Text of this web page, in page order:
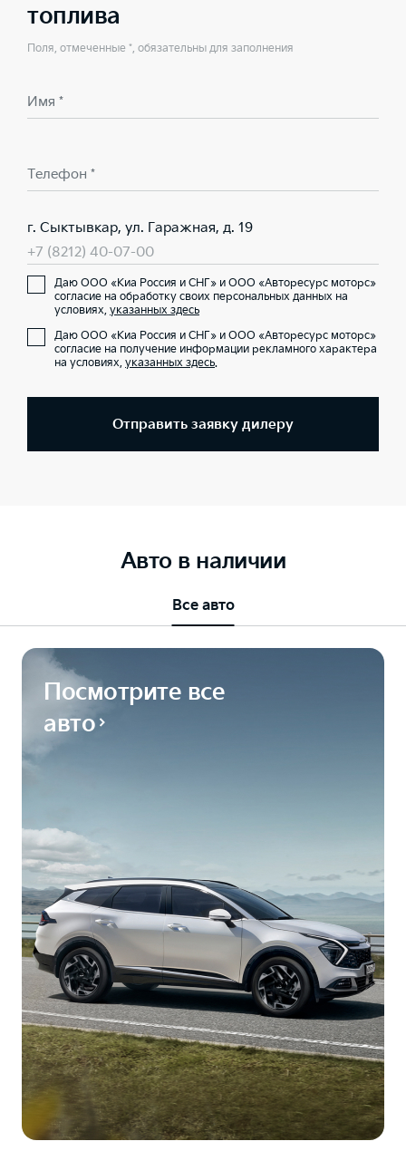
топлива
Поля, отмеченные *, обязательны для заполнения
Имя *
Телефон *
г. Сыктывкар, ул. Гаражная, д. 19
+7 (8212) 40-07-00
Даю ООО «Киа Россия и СНГ» и ООО «Авторесурс моторс»
согласие на обработку своих персональных данных на
условиях, указанных здесь
Даю ООО «Киа Россия и СНГ» и ООО «Авторесурс моторс»
согласие на получение информации рекламного характера
на условиях, указанных здесь.
Отправить заявку дилеру
Авто в наличии
Все авто
Посмотрите все
авто